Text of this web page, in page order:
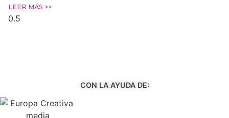
LEER MÁS >>
CON LA AYUDA DE: